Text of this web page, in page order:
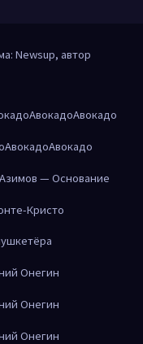
Newsup, автор
АвокадоАвокадо
АвокадоАвокадо
— Основание
Кристо
Онегин
Онегин
Онегин